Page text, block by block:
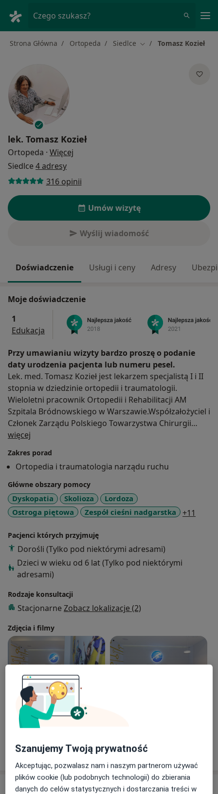
Czego szukasz?
Strona Główna Ortopeda Siedlce Zmień miasto
Tomasz Kozieł
lek. Tomasz Kozieł
Ortopeda · Więcej
Siedlce 4 adresy
316 opinii
Umów wizytę
Wyślij wiadomość
Doświadczenie Usługi i ceny Adresy
Moje doświadczenie
1
Edukacja
Przy umawianiu wizyty bardzo proszę o podanie
daty urodzenia pacjenta lub numeru pesel.
Lek. med. Tomasz Kozieł jest lekarzem specjalistą I i II
stopnia w dziedzinie ortopedii i traumatologii.
Wieloletni pracownik Ortopedii i Rehabilitacji AM
Szpitala Bródnowskiego w Warszawie.Współzałożyciel i
Członek Zarządu Polskiego Towarzystwa Chirurgii
Artroskopowej. Organizator i Wykładowca
Więzadła Krzyżowego.
więcej
Zakres porad
Ortopedia i traumatologia narządu ruchu
Główne obszary pomocy
Dyskopatia Skolioza
Lordoza
Ostroga piętowa
Zespół cieśni nadgarstka +11
Pacjenci których przyjmuję
Dorośli (Tylko pod niektórymi adresami)
Dzieci w wieku od 6 lat (Tylko pod niektórymi
adresami)
Rodzaje konsultacji
Stacjonarne Zobacz lokalizacje (2)
Zdjęcia i filmy
Zobacz galerię (10)
Pokaż więcejo doświadczeniu
Usługi i ceny
Szanujemy Twoją prywatność
Akceptując, pozwalasz nam i naszym partnerom używać
plików cookie (lub podobnych technologii) do zbierania
danych do celów statystycznych i dostarczania treści w